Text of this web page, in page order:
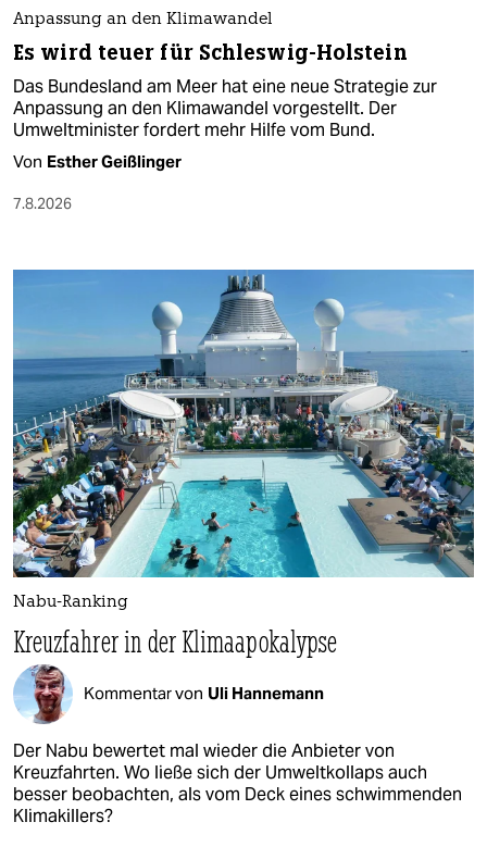
Anpassung an den Klimawandel
Es wird teuer für Schleswig-Holstein
Das Bundesland am Meer hat eine neue Strategie zur
Anpassung an den Klimawandel vorgestellt. Der
Umweltminister fordert mehr Hilfe vom Bund.
Von Esther Geißlinger
7.8.2026
Nabu-Ranking
Kreuzfahrer in der Klimaapokalypse
Kommentar von Uli Hannemann
Der Nabu bewertet mal wieder die Anbieter von
Kreuzfahrten. Wo ließe sich der Umweltkollaps auch
besser beobachten, als vom Deck eines schwimmenden
Klimakillers?